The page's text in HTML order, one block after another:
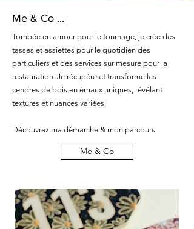
Me & Co ...
Tombée en amour pour le tournage, je crée des
tasses et assiettes pour le quotidien des
particuliers et des services sur mesure pour la
restauration. Je récupère et transforme les
cendres de bois en émaux uniques, révélant
textures et nuances variées.
Découvrez ma démarche & mon parcours
Me & Co